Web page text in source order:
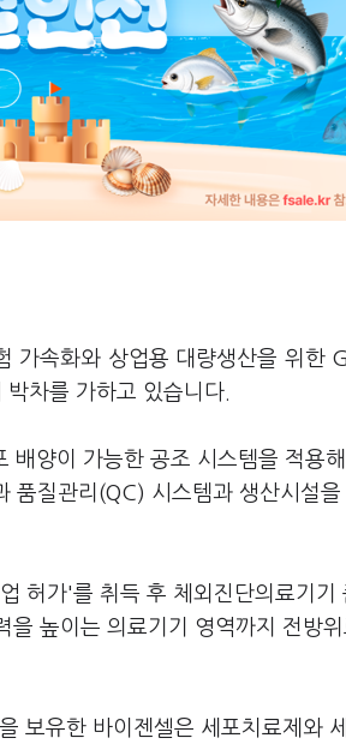
가속화와 상업용 대량생산을 위한
차를 가하고 있습니다.
배양이 가능한 공조 시스템을 적용
품질관리(QC) 시스템과 생산시설을
허가'를 취득 후 체외진단의료기기
높이는 의료기기 영역까지 전방위
보유한 바이젠셀은 세포치료제와